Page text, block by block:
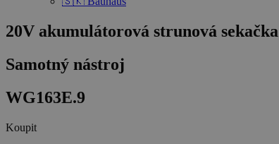
20V akumulátorová strunová
Samotný nástroj
WG163E.9
Koupit